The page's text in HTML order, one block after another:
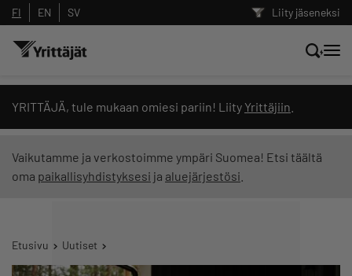
Liity jäseneksi
FI EN SV
YRITTÄJÄ, tule mukaan omiesi pariin! Liity Yrittäjiin
Vaikutamme ja verkostoimme ympäri Suomea! Etsi täältä
oma paikallisyhdistyksesi ja aluejärjestösi
Etusivu Uutiset
Hae sivustolta tai kysy suoraan
Yrittäjien tekoälyltä
Suodata hakutuloksia: näytä kaikki sisältö